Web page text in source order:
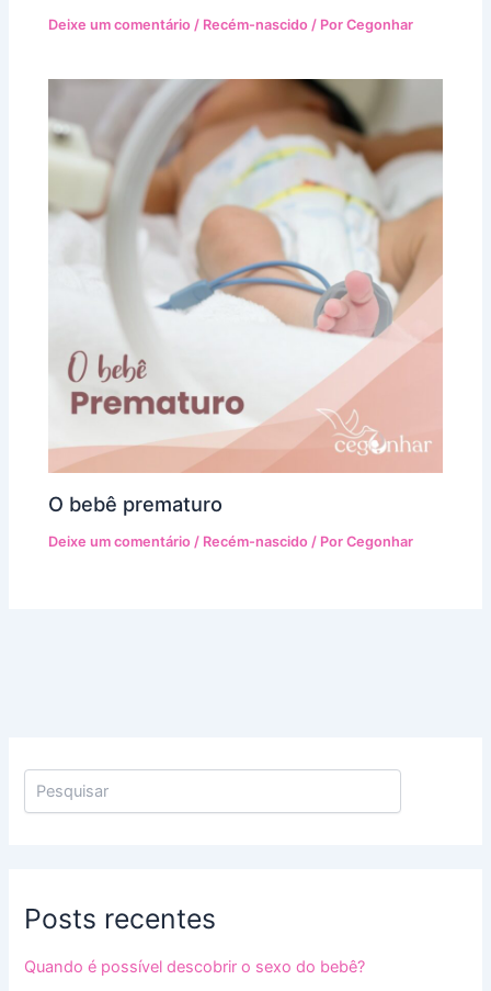
Deixe um comentário / Recém-nascido / PorCegonhar
O bebê prematuro
Deixe um comentário / Recém-nascido / PorCegonhar
Posts recentes
Quando é possível descobrir o sexo do bebê?